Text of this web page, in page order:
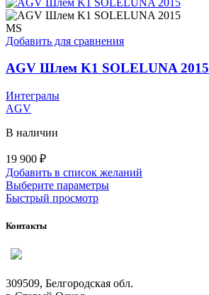
несколько
Опции
выбрать
MS
Добавить для сравнения
AGV Шлем K1 SOLELUNA 2015
Интегралы
AGV
В наличии
19 900 ₽
Добавить в список желаний
Выберите параметрыЭтот
на
Быстрый просмотр
Контакты
309509, Белгородская обл.